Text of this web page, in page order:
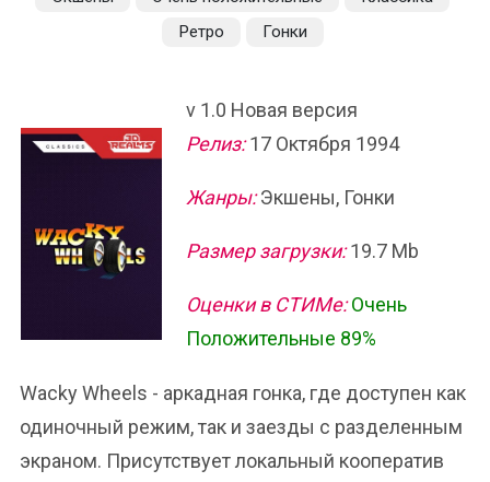
Ретро
Гонки
v 1.0 Новая версия
Релиз:17 Октября 1994
Жанры:Экшены, Гонки
Размер загрузки:19.7 Mb
Оценки в СТИМе: Очень
Положительные 89%
Wacky Wheels - аркадная гонка, где доступен как
одиночный режим, так и заезды с разделенным
экраном. Присутствует локальный кооператив